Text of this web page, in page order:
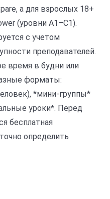
а для взрослых 18+
(уровни A1–C1).
с учетом
преподавателей.
время в будни или
форматы:
*мини-группы*
уроки*. Перед
бесплатная
определить